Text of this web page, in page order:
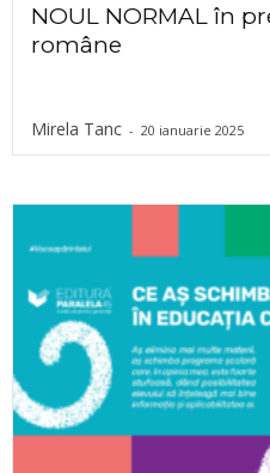
NOUL NORMAL în
române
Mirela Tanc - 20 ianuarie 2025